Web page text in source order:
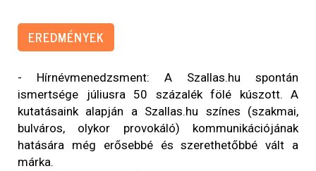
EREDMÉNYEK
- Hírnévmenedzsment: A Szallas.hu spontán
ismertsége júliusra 50 százalék fölé kúszott. A
kutatásaink alapján a Szallas.hu színes (szakmai,
bulváros, olykor provokáló) kommunikációjának
hatására még erősebbé és szerethetőbbé vált a
márka.